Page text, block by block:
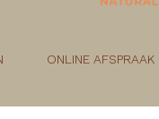
ONLINE AFSPRAAK